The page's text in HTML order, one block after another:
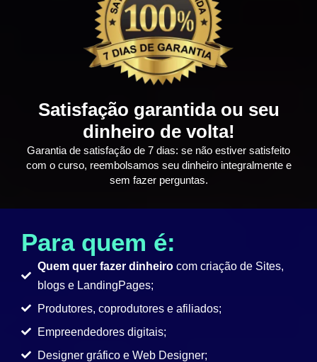
Satisfação garantida ou seu
dinheiro de volta!
Garantia de satisfação de 7 dias: se não estiver satisfeito
com o curso, reembolsamos seu dinheiro integralmente e
sem fazer perguntas.
Para quem é:
Quem quer fazer dinheiro com criação de Sites,
blogs e LandingPages;
Produtores, coprodutores e afiliados;
Empreendedores digitais;
Designer gráfico e Web Designer;